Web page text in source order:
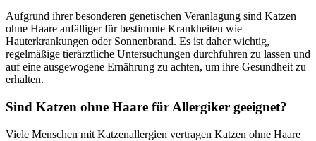
Aufgrund ihrer besonderen genetischen Veranlagung sind Katzen
ohne Haare anfälliger für bestimmte Krankheiten wie
Hauterkrankungen oder Sonnenbrand. Es ist daher wichtig,
regelmäßige tierärztliche Untersuchungen durchführen zu lassen und
auf eine ausgewogene Ernährung zu achten, um ihre Gesundheit zu
erhalten.
Sind Katzen ohne Haare für Allergiker geeignet?
Viele Menschen mit Katzenallergien vertragen Katzen ohne Haare